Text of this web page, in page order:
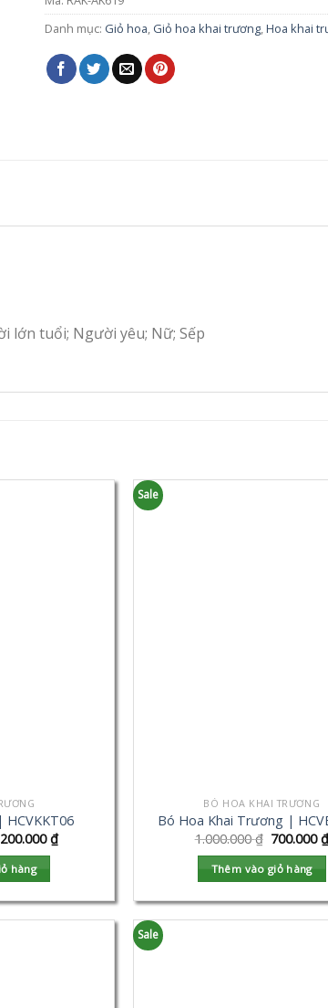
Danh mục: Giỏ hoa, Giỏ hoa khai trương,Hoa khai
lớn tuổi; Người yêu; Nữ; Sếp
₫
hàng
Sale
BÓ HOA KHAI TRƯƠNG
Bó Hoa Khai Trương |
1.000.000₫ 700.000₫
Thêm vào giỏ hàng
Sale